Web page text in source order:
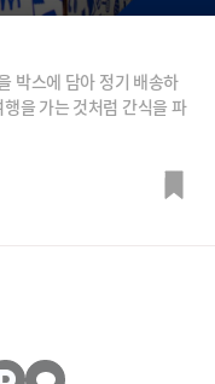
박스에 담아 정기 배송하